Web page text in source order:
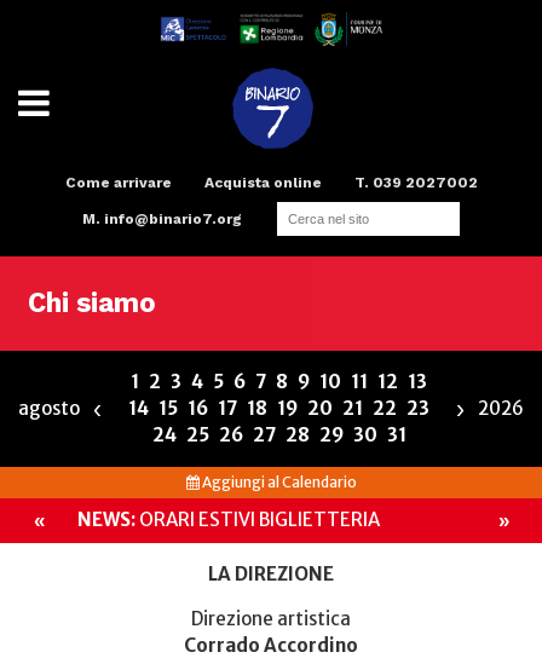
Come arrivare Acquista online T. 039 2027002
M. info@binario7.org
Teatro
Scuola di teatro
Compagnia
Radio
Spazi e Servizi
Binario Arte
Chi siamo
agosto ‹
1 2 3 4 5 6 7 8 9 10 11 12 13
14 15 16 17 18 19 20 21 22 23
24 25 26 27 28 29 30 31
› 2026
Aggiungi al Calendario
« NEWS: ORARI ESTIVI BIGLIETTERIA »
LA DIREZIONE
Direzione artistica
Corrado Accordino